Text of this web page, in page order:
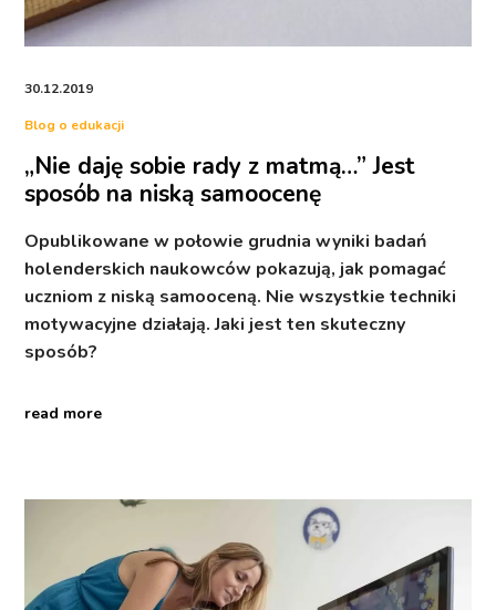
30.12.2019
Blog o edukacji
„Nie daję sobie rady z matmą…” Jest
sposób na niską samoocenę
Opublikowane w połowie grudnia wyniki badań
holenderskich naukowców pokazują, jak pomagać
uczniom z niską samooceną. Nie wszystkie techniki
motywacyjne działają. Jaki jest ten skuteczny
sposób?
read more